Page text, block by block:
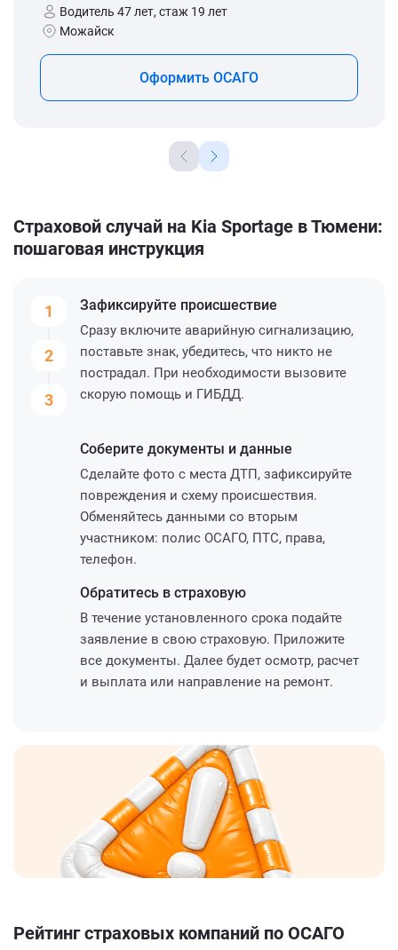
Водитель 47 лет, стаж 19 лет
Можайск
Оформить ОСАГО
Страховой случай на Kia Sportage в Тюмени:
пошаговая инструкция
1
2
3
Зафиксируйте происшествие
Сразу включите аварийную сигнализацию,
поставьте знак, убедитесь, что никто не
пострадал. При необходимости вызовите
скорую помощь и ГИБДД.
Соберите документы и данные
Сделайте фото с места ДТП, зафиксируйте
повреждения и схему происшествия.
Обменяйтесь данными со вторым
участником: полис ОСАГО, ПТС, права,
телефон.
Обратитесь в страховую
В течение установленного срока подайте
заявление в свою страховую. Приложите
все документы. Далее будет осмотр, расчет
и выплата или направление на ремонт.
Рейтинг страховых компаний по ОСАГО